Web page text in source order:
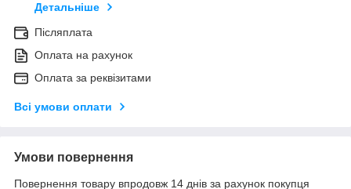
Детальніше
Післяплата
Оплата на рахунок
Оплата за реквізитами
Всі умови оплати
Умови повернення
Повернення товару впродовж 14 днів за рахунок покупця